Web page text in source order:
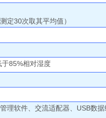
定30次取其平均值）
85%相对湿度
理软件、交流适配器、 USB数